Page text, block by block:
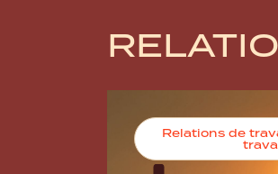
Relations de